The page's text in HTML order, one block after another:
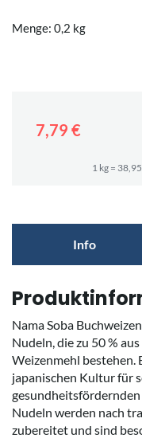
Menge: 0,2 kg
7,79 €
1 kg =
Info
Nama Soba
Nudeln, die zu 50 %
Weizenmehl bestehen.
japanischen Kultur für
Nudeln werden nach
zubereitet und sind